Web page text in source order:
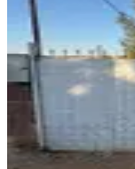
769
Renk Gayrimenkul
Ara